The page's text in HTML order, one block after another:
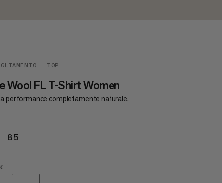
TOP
Wool FL T-Shirt Women
performance completamente naturale.
85